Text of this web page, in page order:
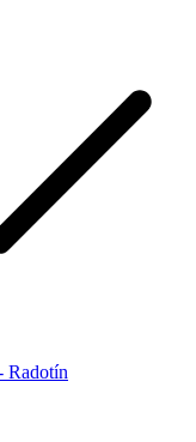
Radotín